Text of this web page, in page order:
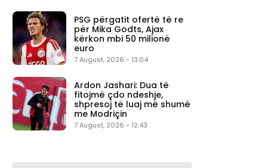
PSG përgatit ofertë të re
për Mika Godts, Ajax
kërkon mbi 50 milionë
euro
7 August, 2026 - 13:04
Ardon Jashari: Dua të
fitojmë çdo ndeshje,
shpresoj të luaj më shumë
me Modriçin
7 August, 2026 - 12:43